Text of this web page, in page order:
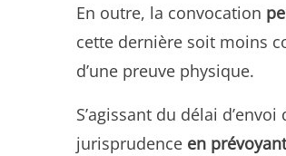
En outre, la convocation
cette dernière soit moins
d’une preuve physique.
S’agissant du délai
jurisprudence en